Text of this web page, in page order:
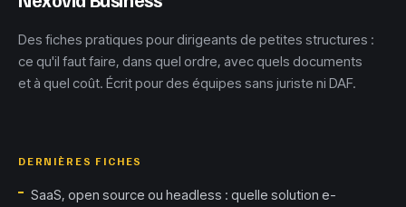
Des fiches pratiques pour dirigeants de petites structures :
ce qu'il faut faire, dans quel ordre, avec quels documents
et à quel coût. Écrit pour des équipes sans juriste ni DAF.
DERNIÈRES FICHES
SaaS, open source ou headless : quelle solution e-